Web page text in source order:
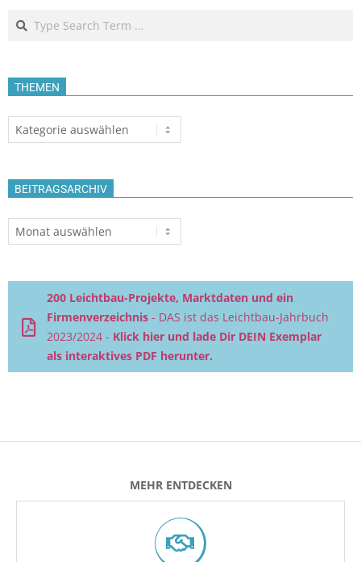
Search
THEMEN
Themen
BEITRAGSARCHIV
Beitragsarchiv
200 Leichtbau-Projekte, Marktdaten und ein
Firmenverzeichnis - DAS ist das Leichtbau-Jahrbuch
2023/2024 - Klick hier und lade Dir DEIN Exemplar
als interaktives PDF herunter.
MEHR ENTDECKEN